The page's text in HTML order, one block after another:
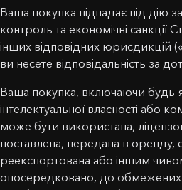
Ваша покупка підпадає під дію
контроль та економічні санкції
інших відповідних юрисдикцій
ви несете відповідальність за
Ваша покупка, включаючи будь-
інтелектуальної власності або
може бути використана,
поставлена, передана в оренду,
реекспортована або іншим
опосередковано, до обмежених